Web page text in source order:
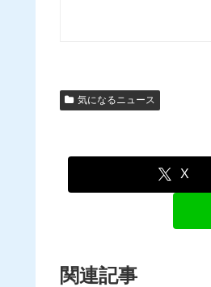
気になるニュース
X
関連記事